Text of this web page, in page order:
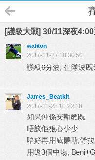
[護級大戰] 30/11深夜
wahton
2017-11-27 18:30:50
護級6分波, 但隊波
James_Beatkit
2017-11-28 10:22:10
如果仲係安斯教既
唔該佢狠心少少
唔好再用威廉斯,舒
用返3個中場,